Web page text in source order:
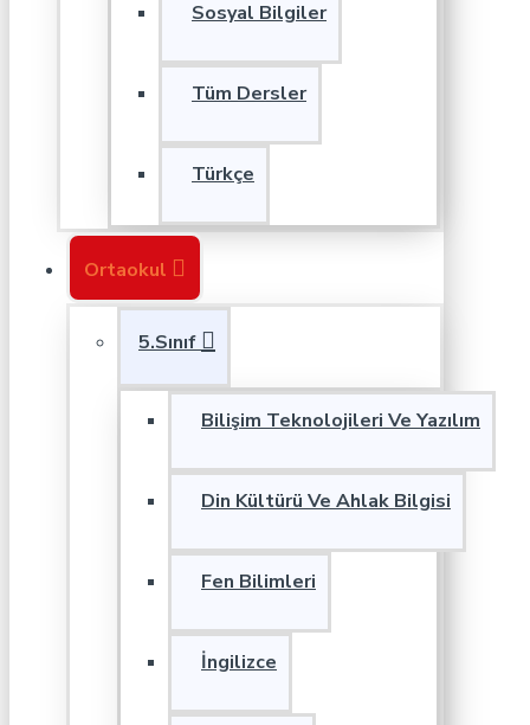
Sosyal Bilgiler
Tüm Dersler
Türkçe
Ortaokul
5.Sınıf
Bilişim Teknolojileri Ve Yazılım
Din Kültürü Ve Ahlak Bilgisi
Fen Bilimleri
İngilizce